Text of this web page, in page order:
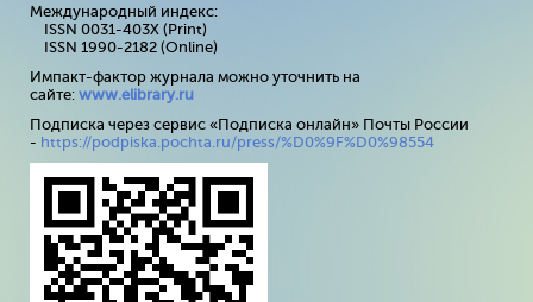
Международный индекс:
ISSN 0031-403X (Print)
ISSN 1990-2182 (Online)
Импакт-фактор журнала можно уточнить на
сайте: www.elibrary.ru
Подписка через сервис «Подписка онлайн» Почты России
- https://podpiska.pochta.ru/press/%D0%9F%D0%98554